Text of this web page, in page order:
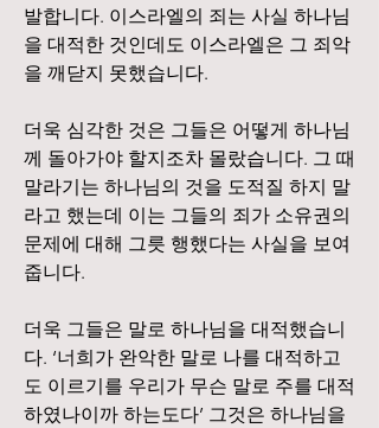
발합니다. 이스라엘의 죄는 사실 하나님
을 대적한 것인데도 이스라엘은 그 죄악
을 깨닫지 못했습니다.
더욱 심각한 것은 그들은 어떻게 하나님
께 돌아가야 할지조차 몰랐습니다. 그 때
말라기는 하나님의 것을 도적질 하지 말
라고 했는데 이는 그들의 죄가 소유권의
문제에 대해 그릇 행했다는 사실을 보여
줍니다.
더욱 그들은 말로 하나님을 대적했습니
다. ‘너희가 완악한 말로 나를 대적하고
도 이르기를 우리가 무슨 말로 주를 대적
하였나이까 하는도다’ 그것은 하나님을